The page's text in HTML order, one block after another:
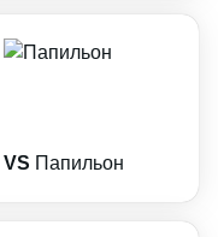
VS Папильон